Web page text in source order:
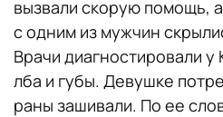
вызвали скорую помощь,
с одним из мужчин
Врачи диагностировали
лба и губы. Девушке
раны зашивали. По ее